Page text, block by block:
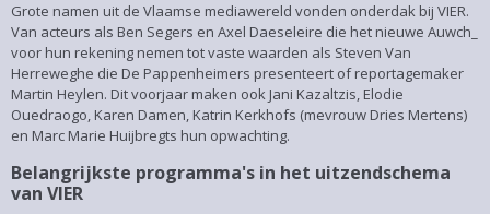
Grote namen uit de Vlaamse mediawereld vonden onderdak bij VIER.
Van acteurs als Ben Segers en Axel Daeseleire die het nieuwe Auwch_
voor hun rekening nemen tot vaste waarden als Steven Van
Herreweghe die De Pappenheimers presenteert of reportagemaker
Martin Heylen. Dit voorjaar maken ook Jani Kazaltzis, Elodie
Ouedraogo, Karen Damen, Katrin Kerkhofs (mevrouw Dries Mertens)
en Marc Marie Huijbregts hun opwachting.
Belangrijkste programma's in het uitzendschema
van VIER